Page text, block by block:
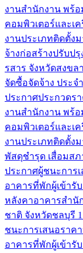
งานสำนักงาน พร้
คอมพิวเตอร์และเ
งานประเภทติดตั้ง
จ้างก่อสร้างปรับป
รสาร จังหวัดสงขล
จัดซื้อจัดจ้าง ประจ
ประกาศประกวดร
งานสำนักงาน พร้
คอมพิวเตอร์และเ
งานประเภทติดตั้ง
พัสดุชำรุด เสื่อมสภ
ประกาศผู้ชนะการ
อาคารที่พักผู้เข้ารั
หลังคาอาคารสำนั
ชาติ จังหวัดชลบุรี 1
ชนะการเสนอราค
อาคารที่พักผู้เข้ารั